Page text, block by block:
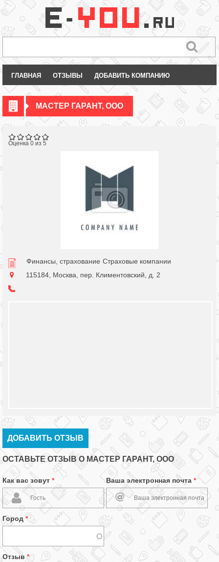
ГЛАВНАЯ ОТЗЫВЫ ДОБАВИТЬ КОМПАНИЮ
МАСТЕР ГАРАНТ, ООО
Оценка 0 из 5
Финансы, страхование Страховые компании
115184, Москва, пер. Климентовский, д. 2
ДОБАВИТЬ ОТЗЫВ
ОСТАВЬТЕ ОТЗЫВ О МАСТЕР ГАРАНТ, ООО
Как вас зовут * Ваша электронная почта *
Город *
Отзыв *